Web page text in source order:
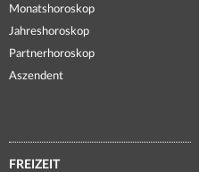
Monatshoroskop
Jahreshoroskop
Partnerhoroskop
Aszendent
FREIZEIT